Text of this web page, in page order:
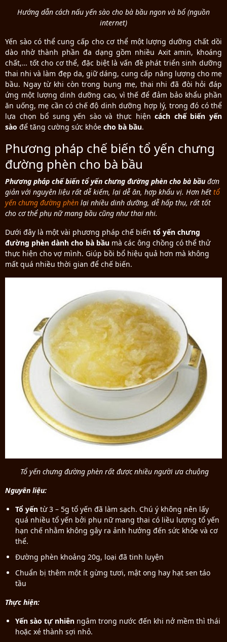
Hướng dẫn cách nấu yến sào cho bà bầu ngon và bổ (nguồn
internet)
Yến sào có thể cung cấp cho cơ thể một lượng dưỡng chất dồi
dào nhờ thành phần đa dạng gồm nhiều Axit amin, khoáng
chất,… tốt cho cơ thể, đặc biệt là vấn đề phát triển sinh dưỡng
thai nhi và làm đẹp da, giữ dáng, cung cấp năng lượng cho mẹ
bầu. Ngay từ khi còn trong bụng mẹ, thai nhi đã đòi hỏi đáp
ứng một lượng dinh dưỡng cao, vì thế để đảm bảo khẩu phần
ăn uống, mẹ cần có chế độ dinh dưỡng hợp lý, trong đó có thể
lựa chọn bổ sung yến sào và thực hiệncách chế biến yến
sào để tăng cường sức khỏe cho bà bầu.
Phương pháp chế biến tổ yến chưng
đường phèn cho bà bầu
Phương pháp chế biến tổ yến chưng đường phèn cho bà bầuđơn
giản với nguyên liệu rất dễ kiếm, lại dễ ăn, hợp khẩu vị. Hơn hết tổ
yến chưng đường phèn lại nhiều dinh dưỡng, dễ hấp thụ, rất tốt
cho cơ thể phụ nữ mang bầu cũng như thai nhi.
Dưới đây là một vài phương pháp chế biến tổ yến chưng
đường phèn dành cho bà bầu mà các ông chồng có thể thử
thực hiện cho vợ mình. Giúp bồi bổ hiệu quả hơn mà không
mất quá nhiều thời gian để chế biến.
Tổ yến chưng đường phèn rất được nhiều người ưa chuộng
Nguyên liệu:
Tổ yến từ 3 – 5g tổ yến đã làm sạch. Chú ý không nên lấy
quá nhiều tổ yến bởi phụ nữ mang thai có liều lượng tổ yến
hạn chế nhằm không gây ra ảnh hưởng đến sức khỏe và cơ
thể.
Đường phèn khoảng 20g, loại đã tinh luyện
Chuẩn bị thêm một ít gừng tươi, mật ong hay hạt sen táo
tầu
Thực hiện:
Yến sào tự nhiên ngâm trong nước đến khi nở mềm thì thái
hoặc xé thành sợi nhỏ.